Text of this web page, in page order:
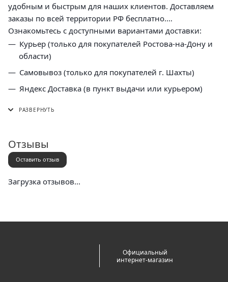
удобным и быстрым для наших клиентов. Доставляем
заказы по всей территории РФ бесплатно.
Ознакомьтесь с доступными вариантами доставки:
Курьер (только для покупателей Ростова-на-Дону и
области)
Самовывоз (только для покупателей г. Шахты)
Яндекс Доставка (в пункт выдачи или курьером)
Отзывы
Оставить отзыв
Загрузка отзывов...
Официальный
интернет-магазин